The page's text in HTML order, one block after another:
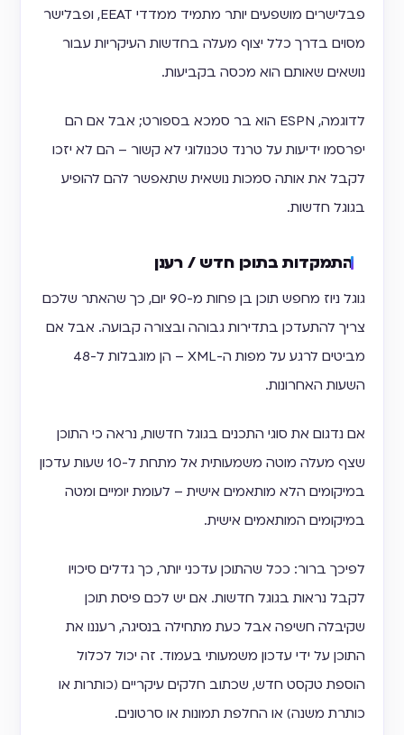
פבלישרים מושפעים יותר מתמיד ממדדי EEAT, ופבלישר
מסוים בדרך כלל יצוף מעלה בחדשות העיקריות עבור
נושאים שאותם הוא מכסה בקביעות.
לדוגמה, ESPN הוא בר סמכא בספורט; אבל אם הם
יפרסמו ידיעות על טרנד טכנולוגי לא קשור – הם לא יזכו
לקבל את אותה סמכות נושאית שתאפשר להם להופיע
בגוגל חדשות.
התמקדות בתוכן חדש / רענן
גוגל ניוז מחפש תוכן בן פחות מ-90 יום, כך שהאתר שלכם
צריך להתעדכן בתדירות גבוהה ובצורה קבועה. אבל אם
מביטים לרגע על מפות ה-XML – הן מוגבלות ל-48
השעות האחרונות.
אם נדגום את סוגי התכנים בגוגל חדשות, נראה כי התוכן
שצף מעלה מוטה משמעותית אל מתחת ל-10 שעות עדכון
במיקומים הלא מותאמים אישית – לעומת יומיים ומטה
במיקומים המותאמים אישית.
לפיכך ברור: ככל שהתוכן עדכני יותר, כך גדלים סיכויו
לקבל נראות בגוגל חדשות. אם יש לכם פיסת תוכן
שקיבלה חשיפה אבל כעת מתחילה בנסיגה, רעננו את
התוכן על ידי עדכון משמעותי בעמוד. זה יכול לכלול
הוספת טקסט חדש, שכתוב חלקים עיקריים (כותרות או
כותרת משנה) או החלפת תמונות או סרטונים.